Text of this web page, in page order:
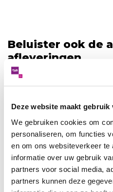
Deze website maakt gebruik
We gebruiken cookies om
personaliseren, om functies
en om ons websiteverkeer
informatie over uw gebruik
partners voor social media,
partners kunnen deze
Beluister ook de
afleveringen